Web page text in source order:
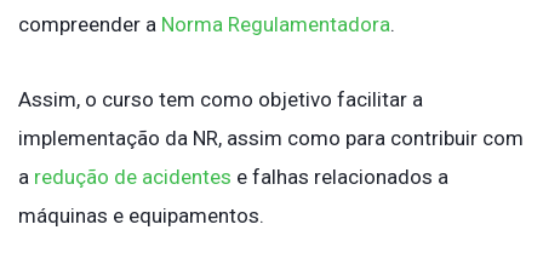
compreender a Norma Regulamentadora.
Assim, o curso tem como objetivo facilitar a
implementação da NR, assim como para contribuir com
a redução de acidentes e falhas relacionados a
máquinas e equipamentos.